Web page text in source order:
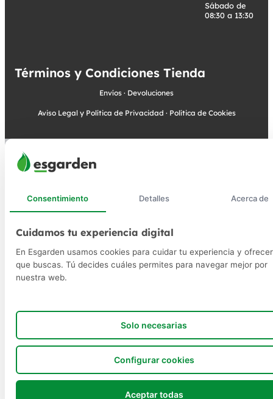
Sábado de
08:30 a 13:30
Términos y Condiciones Tienda
Envíos · Devoluciones
Aviso Legal y Política de Privacidad · Política de Cookies
Consentimiento Detalles Acerca de
Cuidamos tu experiencia digital
En Esgarden usamos cookies para cuidar tu experiencia y
que buscas. Tú decides cuáles permites para navegar mejor por
nuestra web.
Solo necesarias
Configurar cookies
Aceptar todas